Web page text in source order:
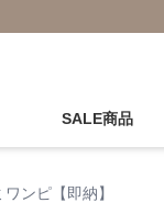
SALE商品
ンピ【即納】